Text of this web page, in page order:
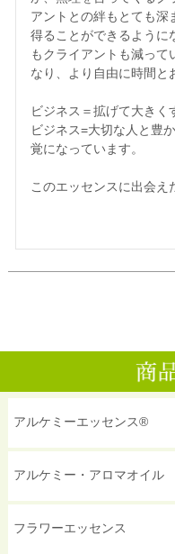
アントとの絆もとても深
得ることができるように
もクライアントも減って
なり、より自由に時間と
ビジネス＝拡げて大きく
ビジネス=大切な人と豊
覚になっています。
このエッセンスに出会え
アルケミーエッセンス®
アルケミー・アロマオイル
フラワーエッセンス